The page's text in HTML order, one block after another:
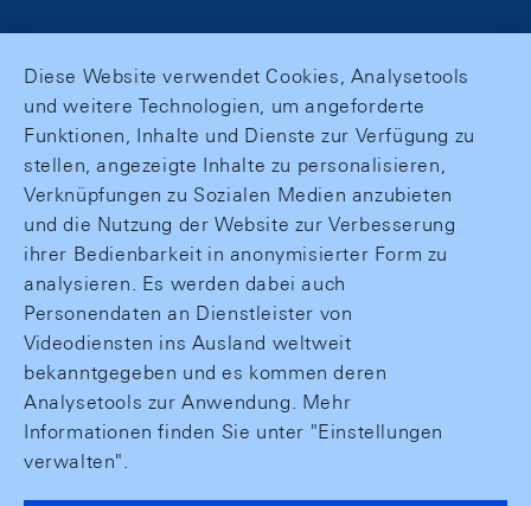
Diese Website verwendet Cookies, Analysetools
und weitere Technologien, um angeforderte
Funktionen, Inhalte und Dienste zur Verfügung zu
stellen, angezeigte Inhalte zu personalisieren,
Verknüpfungen zu Sozialen Medien anzubieten
und die Nutzung der Website zur Verbesserung
ihrer Bedienbarkeit in anonymisierter Form zu
analysieren. Es werden dabei auch
Personendaten an Dienstleister von
Videodiensten ins Ausland weltweit
bekanntgegeben und es kommen deren
Analysetools zur Anwendung. Mehr
Informationen finden Sie unter "Einstellungen
verwalten".